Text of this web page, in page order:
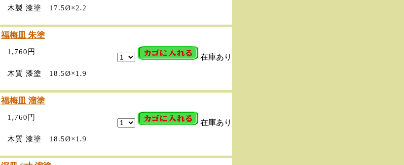
木製 漆塗 17.5Ø×2.2
福梅皿 朱塗
在庫あり
1,760円
木質 漆塗 18.5Ø×1.9
福梅皿 溜塗
在庫あり
1,760円
木質 漆塗 18.5Ø×1.9